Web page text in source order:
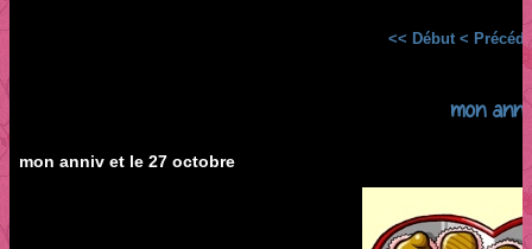
<< Début <
mon
mon anniv et le 27 octobre